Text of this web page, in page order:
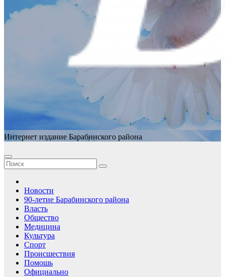
Интернет издание Барабинского района
Новости
90-летие Барабинского района
Власть
Общество
Медицина
Культура
Спорт
Происшествия
Помошь
Официально